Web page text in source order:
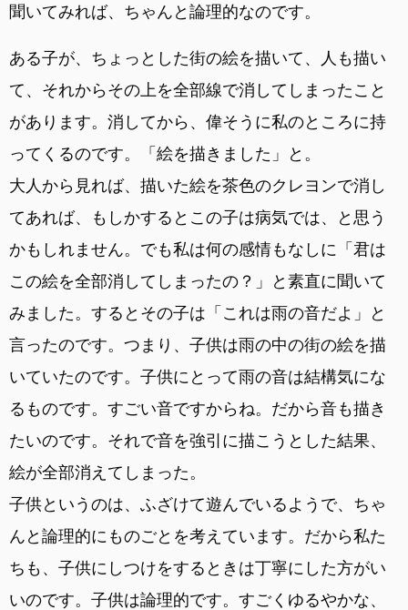
聞いてみれば、ちゃんと論理的なのです。
ある子が、ちょっとした街の絵を描いて、人も描い
て、それからその上を全部線で消してしまったこと
があります。消してから、偉そうに私のところに持
ってくるのです。「絵を描きました」と。
大人から見れば、描いた絵を茶色のクレヨンで消し
てあれば、もしかするとこの子は病気では、と思う
かもしれません。でも私は何の感情もなしに「君は
この絵を全部消してしまったの？」と素直に聞いて
みました。するとその子は「これは雨の音だよ」と
言ったのです。つまり、子供は雨の中の街の絵を描
いていたのです。子供にとって雨の音は結構気にな
るものです。すごい音ですからね。だから音も描き
たいのです。それで音を強引に描こうとした結果、
絵が全部消えてしまった。
子供というのは、ふざけて遊んでいるようで、ちゃ
んと論理的にものごとを考えています。だから私た
ちも、子供にしつけをするときは丁寧にした方がい
いのです。子供は論理的です。すごくゆるやかな、